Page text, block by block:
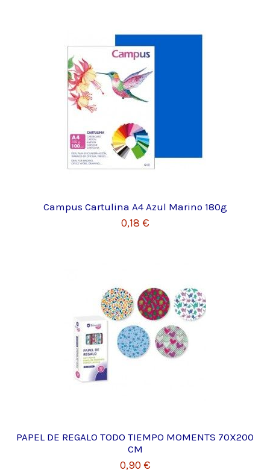
Campus Cartulina A4 Azul Marino 180g
0,18 €
PAPEL DE REGALO TODO TIEMPO MOMENTS 70X200
CM
0,90 €